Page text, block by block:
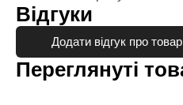
Відгуки
Додати відгук про товар
Переглянуті